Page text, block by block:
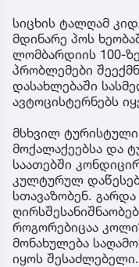
სიცხის ტალღამ
მდინარე პოს
ლომბარდიის 100-
პრობლემები
დასახლებაში
ავტოცისტერნებს
მსხვილ
მოქალაქეებსა და
საათებში
კულტურულ
სთავაზობენ.
როგორებიცაა
მონახულება
იყოს შესაძლებელი.